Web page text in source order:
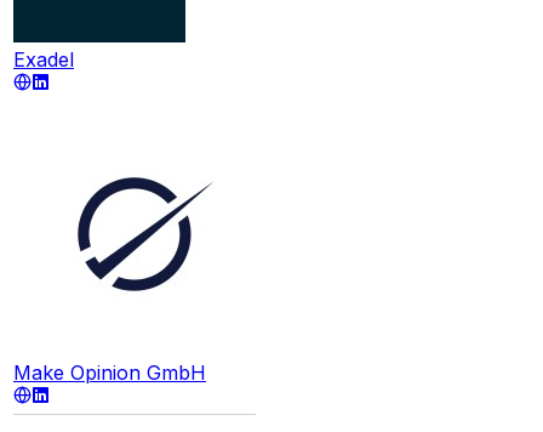
Exadel
Make Opinion GmbH